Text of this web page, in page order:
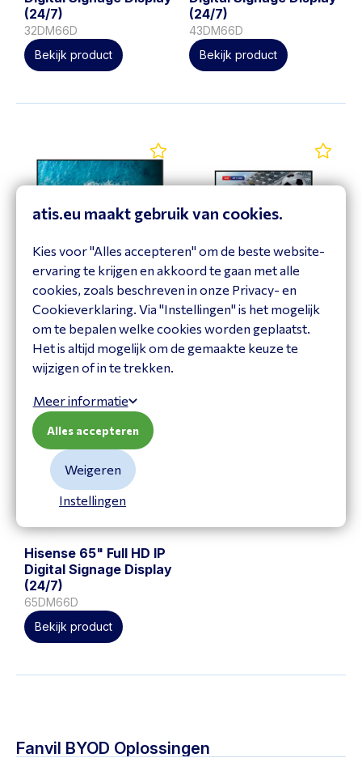
(24/7)
32DM66D
Bekijk product
(24/7)
43DM66D
Bekijk product
Hisense 50" Full HD IP
Digital Signage Display
(24/7)
50DM66E
Bekijk product
Hisense 55" Full HD IP
Digital Signage Display
(24/7)
55DM66D
Bekijk product
Hisense 65" Full HD IP
Digital Signage Display
(24/7)
65DM66D
Bekijk product
Fanvil BYOD Oplossingen
atis.eu maakt gebruik van cookies.
Kies voor "Alles accepteren" om de beste website-
ervaring te krijgen en akkoord te gaan met alle
cookies, zoals beschreven in onze Privacy- en
Cookieverklaring. Via "Instellingen" is het mogelijk
om te bepalen welke cookies worden geplaatst.
Het is altijd mogelijk om de gemaakte keuze te
wijzigen of in te trekken.
Meer informatie
Instellingen
Weigeren
Alles accepteren